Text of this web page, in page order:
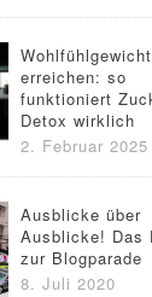
Wohlfühlgewicht
erreichen: so
funktioniert
Detox wirklich
2. Februar 2025
Ausblicke über
Ausblicke! Das
zur Blogparade
8. Juli 2020